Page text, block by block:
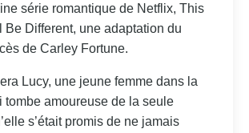
série romantique de Netflix, This
Be Different, une adaptation du
de Carley Fortune.
Lucy, une jeune femme dans la
tombe amoureuse de la seule
s’était promis de ne jamais